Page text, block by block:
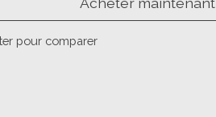
pour comparer